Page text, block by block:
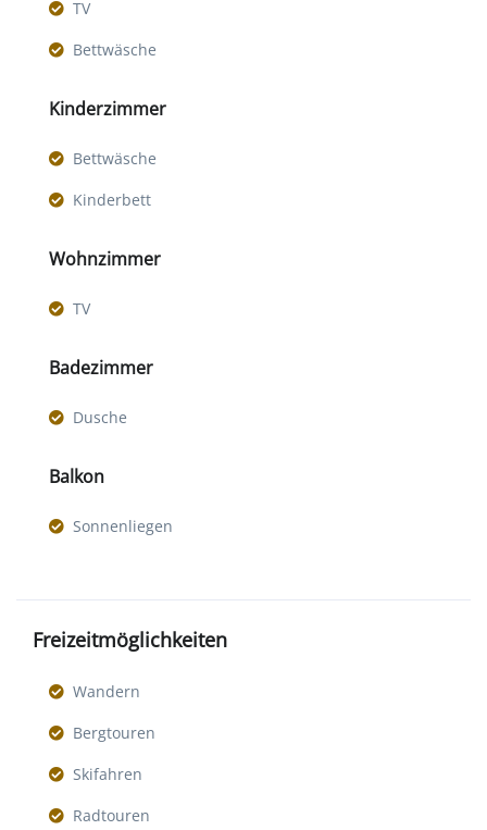
TV
Bettwäsche
Kinderzimmer
Bettwäsche
Kinderbett
Wohnzimmer
TV
Badezimmer
Dusche
Balkon
Sonnenliegen
Freizeitmöglichkeiten
Wandern
Bergtouren
Skifahren
Radtouren